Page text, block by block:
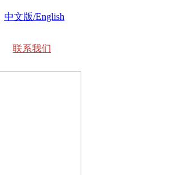
中文版/English
联系我们